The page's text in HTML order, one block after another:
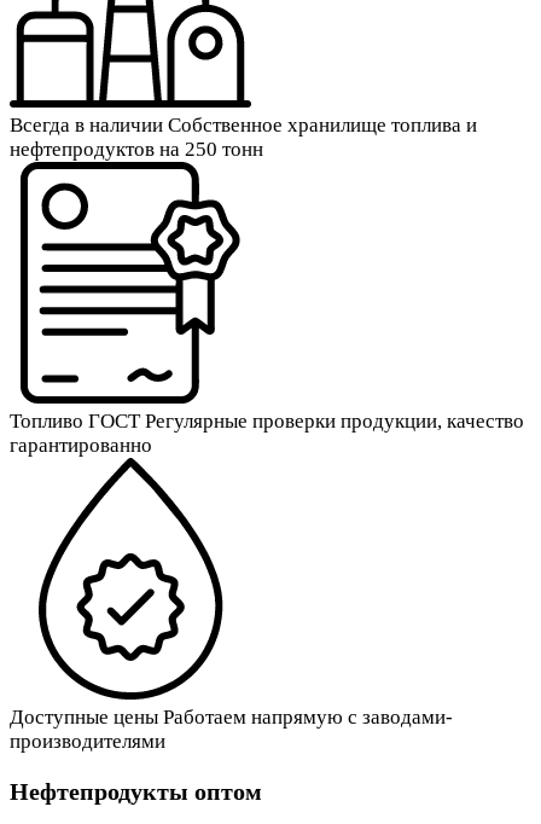
Всегда в наличии Собственное хранилище топлива и
нефтепродуктов на 250 тонн
Топливо ГОСТРегулярные проверки продукции, качество
гарантированно
Доступные цены Работаем напрямую с заводами-
производителями
Нефтепродукты оптом